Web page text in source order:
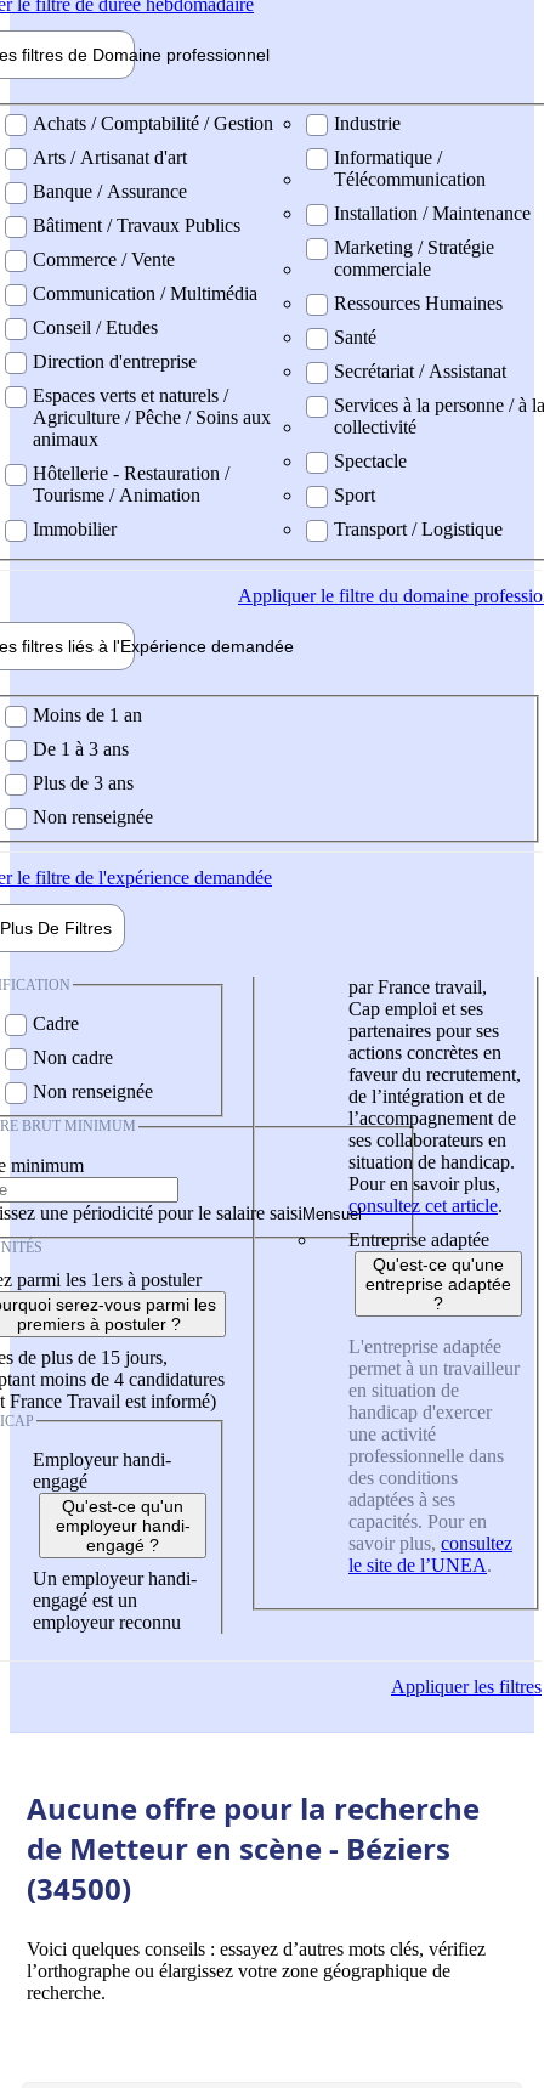
le filtre de durée hebdomadaire
filtres de Domaine professionnel
professionel
Achats / Comptabilité / Gestion
Arts / Artisanat d'art
Banque / Assurance
Bâtiment / Travaux Publics
Commerce / Vente
Communication / Multimédia
Conseil / Etudes
Direction d'entreprise
Espaces verts et naturels /
Agriculture / Pêche / Soins aux
animaux
Hôtellerie - Restauration /
Tourisme / Animation
Immobilier
Industrie
Informatique /
Télécommunication
Installation / Maintenance
Marketing / Stratégie
commerciale
Ressources Humaines
Santé
Secrétariat / Assistanat
Services à la personne / à la
collectivité
Spectacle
Sport
Transport / Logistique
Appliquerle filtre du domaine
filtres liés à l'Expérience demandée
demandée
Moins de 1 an
De 1 à 3 ans
Plus de 3 ans
Non renseignée
le filtre de l'expérience demandée
Plus De Filtres
Cadre
Non cadre
Non renseignée
BRUT MINIMUM
minimum
une périodicité pour le salaire saisi
parmi les 1ers à postuler
serez-vous parmi les
premiers à postuler ?
de plus de 15 jours,
moins de 4 candidatures
France Travail est informé)
Employeur handi-
engagé
Qu'est-ce qu'un
employeur handi-
engagé ?
Un employeur handi-
engagé est un
employeur reconnu
par France travail,
Cap emploi et ses
partenaires pour ses
actions concrètes en
faveur du recrutement,
de l’intégration et de
l’accompagnement de
ses collaborateurs en
situation de handicap.
Pour en savoir plus,
consultez cet article.
Entreprise adaptée
Qu'est-ce qu'une
entreprise adaptée
?
L'entreprise adaptée
permet à un travailleur
en situation de
handicap d'exercer
une activité
professionnelle dans
des conditions
adaptées à ses
capacités. Pour en
savoir plus, consultez
le site de l’UNEA.
Appliquerles filtres
Aucune offre pour la recherche
de Metteur en scène - Béziers
(34500)
Voici quelques conseils : essayez d’autres mots clés, vérifiez
l’orthographe ou élargissez votre zone géographique de
recherche.